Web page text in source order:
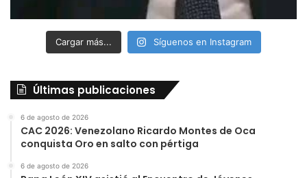
Cargar más... Síguenos en Instagram
Últimas publicaciones
6 de agosto de 2026
CAC 2026: Venezolano Ricardo Montes de Oca
conquista Oro en salto con pértiga
6 de agosto de 2026